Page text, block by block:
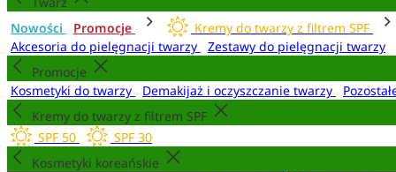
Nowości
Promocje
Kremy do twarzy z filtrem SPF
Akcesoria do pielęgnacji twarzy
Zestawy do pielęgnacji twarzy
Promocje
Kosmetyki do twarzy
Demakijaż i oczyszczanie twarzy
Kremy do twarzy z filtrem SPF
SPF 50
SPF 30
Kosmetyki koreańskie